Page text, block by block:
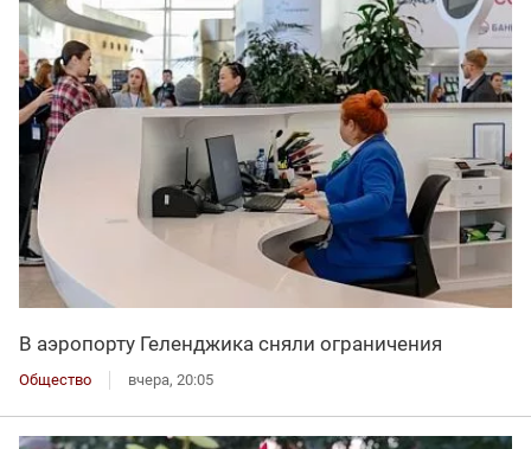
В аэропорту Геленджика сняли ограничения
Общество вчера, 20:05